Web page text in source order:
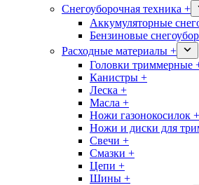
Снегоуборочная техника +
Аккумуляторные
Бензиновые
Расходные материалы +
Головки триммерные
Канистры +
Леска +
Масла +
Ножи газонокосилок +
Ножи и диски для
Свечи +
Смазки +
Цепи +
Шины +